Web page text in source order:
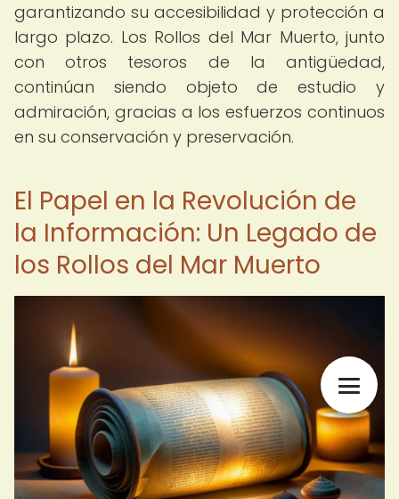
garantizando su accesibilidad y protección a
largo plazo. Los Rollos del Mar Muerto, junto
con otros tesoros de la antigüedad,
continúan siendo objeto de estudio y
admiración, gracias a los esfuerzos continuos
en su conservación y preservación.
El Papel en la Revolución de
la Información: Un Legado de
los Rollos del Mar Muerto